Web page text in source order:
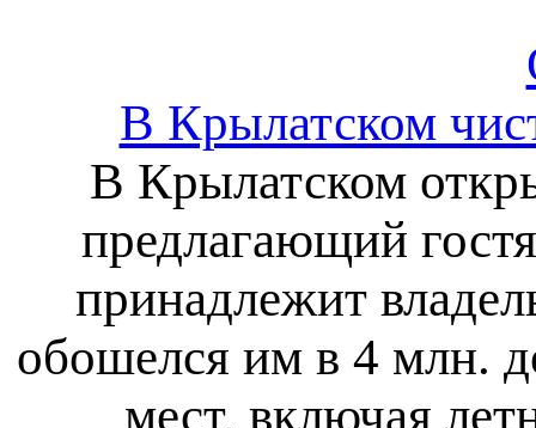
В Крылатском
В Крылатском
предлагающий
принадлежит
обошелся им в 4 млн.
мест, включая